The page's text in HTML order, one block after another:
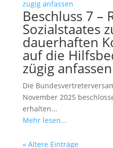
Beschluss 7 –
Sozialstaates
dauerhaften
auf die
zügig anfassen
Die
November 2025
erhalten...
Mehr lesen...
« Ältere Einträge